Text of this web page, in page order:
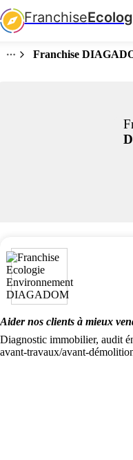
Franchise
Franchise
Aider nos clients à mieux
Diagnostic immobilier, audit
avant-travaux/avant-